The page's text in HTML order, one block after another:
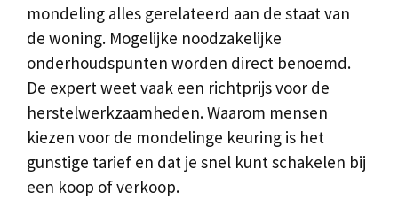
mondeling alles gerelateerd aan de staat van
de woning. Mogelijke noodzakelijke
onderhoudspunten worden direct benoemd.
De expert weet vaak een richtprijs voor de
herstelwerkzaamheden. Waarom mensen
kiezen voor de mondelinge keuring is het
gunstige tarief en dat je snel kunt schakelen bij
een koop of verkoop.